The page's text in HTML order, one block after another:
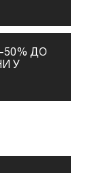
50% ДО
У